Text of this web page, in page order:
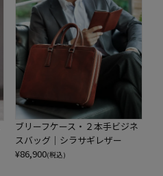
ブリーフケース・２本手ビジネ
スバッグ｜シラサギレザー
¥86,900(税込)